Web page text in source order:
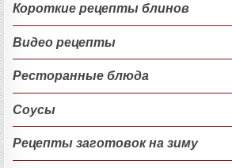
Короткие рецепты блинов
Видео рецепты
Ресторанные блюда
Соусы
Рецепты заготовок на зиму